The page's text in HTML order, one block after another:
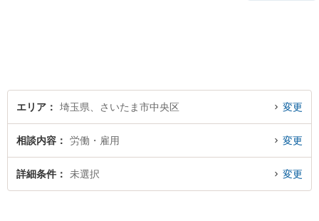
【土日祝・夜間対応◎】
エリア 埼玉県、さいたま市中央区 変更
相談内容 労働・雇用 変更
詳細条件 未選択 変更